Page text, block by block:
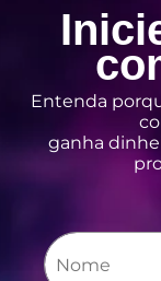
Entenda
ganha